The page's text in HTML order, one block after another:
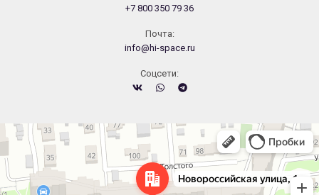
+7 800 350 79 36
Почта:
info@hi-space.ru
Cоцсети:
Челябинск
Новороссийская улица, 122 — Яндекс.Карты